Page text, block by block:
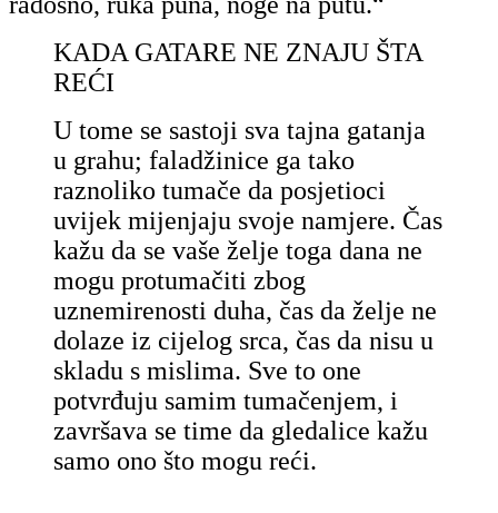
KADA GATARE NE ZNAJU ŠTA
REĆI
U tome se sastoji sva tajna gatanja
u grahu; faladžinice ga tako
raznoliko tumače da posjetioci
uvijek mijenjaju svoje namjere. Čas
kažu da se vaše želje toga dana ne
mogu protumačiti zbog
uznemirenosti duha, čas da želje ne
dolaze iz cijelog srca, čas da nisu u
skladu s mislima. Sve to one
potvrđuju samim tumačenjem, i
završava se time da gledalice kažu
samo ono što mogu reći.